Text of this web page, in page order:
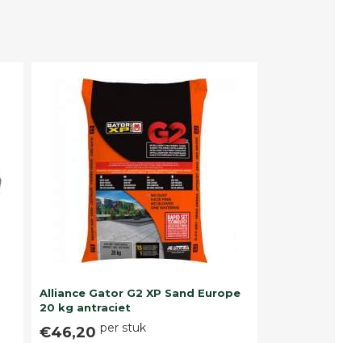
Alliance Gator G2 XP Sand Europe
20 kg antraciet
€46,20 per stuk